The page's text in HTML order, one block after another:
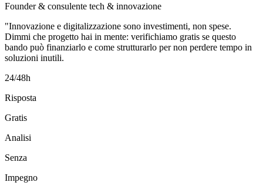
Founder & consulente tech & innovazione
"Innovazione e digitalizzazione sono investimenti, non spese.
Dimmi che progetto hai in mente: verifichiamo gratis se questo
bando può finanziarlo e come strutturarlo per non perdere tempo in
soluzioni inutili.
24/48h
Risposta
Gratis
Analisi
Senza
Impegno